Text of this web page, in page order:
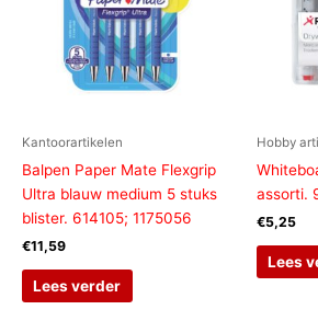
Kantoorartikelen
Balpen Paper Mate Flexgrip
Ultra blauw medium 5 stuks
blister. 614105; 1175056
€11,59
Lees verder
Hobby
assorti.
€5,25
Lees